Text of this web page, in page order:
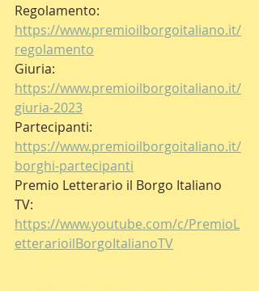
Regolamento:
https://www.premioilborgoitaliano.it/
regolamento
Giuria:
https://www.premioilborgoitaliano.it/
giuria-2023
Partecipanti:
https://www.premioilborgoitaliano.it/
borghi-partecipanti
Premio Letterario il Borgo Italiano
TV:
https://www.youtube.com/c/PremioL
etterarioilBorgoItalianoTV